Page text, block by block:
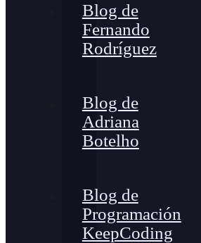
Blog de
Fernando
Rodríguez
Blog de
Adriana
Botelho
Blog de
Programación
KeepCoding